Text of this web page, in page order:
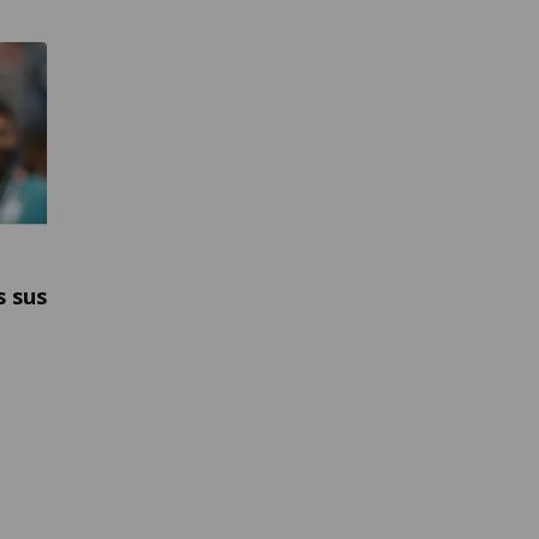
sus